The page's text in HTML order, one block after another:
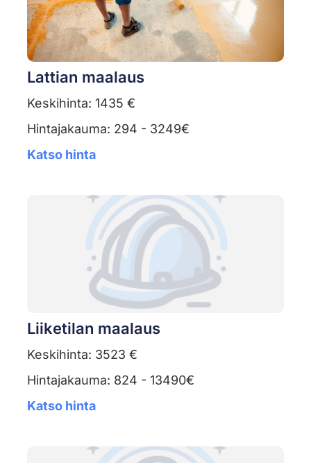
Lattian maalaus
Keskihinta: 1435 €
Hintajakauma: 294 - 3249€
Katso hinta
Liiketilan maalaus
Keskihinta: 3523 €
Hintajakauma: 824 - 13490€
Katso hinta